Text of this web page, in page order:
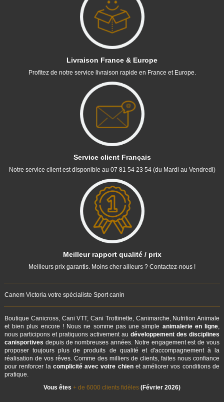
Livraison France & Europe
Profitez de notre service livraison rapide en France et Europe.
Service client Français
Notre service client est disponible au 07 81 54 23 54 (du Mardi au Vendredi)
Meilleur rapport qualité / prix
Meilleurs prix garantis. Moins cher ailleurs ? Contactez-nous !
Canem Victoria votre spécialiste Sport canin
Boutique Canicross, Cani VTT, Cani Trottinette, Canimarche, Nutrition Animale
et bien plus encore ! Nous ne somme pas une simple animalerie en ligne,
nous participons et pratiquons activement au développement des disciplines
canisportives depuis de nombreuses années. Notre engagement est de vous
proposer toujours plus de produits de qualité et d'accompagnement à la
réalisation de vos rêves. Comme des milliers de clients, faites nous confiance
pour renforcer la complicité avec votre chienet améliorer vos conditions de
pratique.
Vous êtes + de 6000 clients fidèles (Février 2026)